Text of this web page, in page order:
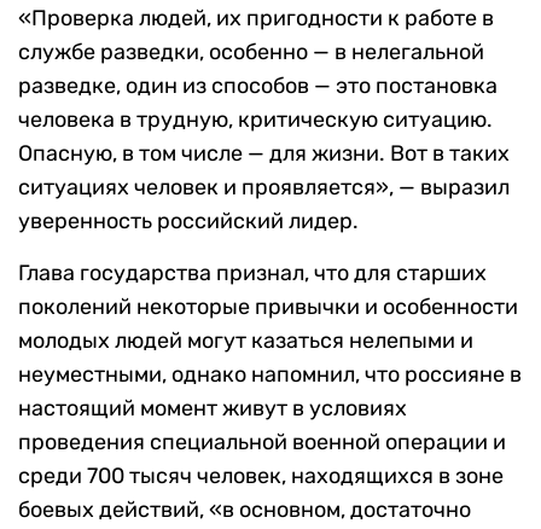
«Проверка людей, их пригодности к работе в
службе разведки, особенно — в нелегальной
разведке, один из способов — это постановка
человека в трудную, критическую ситуацию.
Опасную, в том числе — для жизни. Вот в таких
ситуациях человек и проявляется», — выразил
уверенность российский лидер.
Глава государства признал, что для старших
поколений некоторые привычки и особенности
молодых людей могут казаться нелепыми и
неуместными, однако напомнил, что россияне в
настоящий момент живут в условиях
проведения специальной военной операции и
среди 700 тысяч человек, находящихся в зоне
боевых действий, «в основном, достаточно